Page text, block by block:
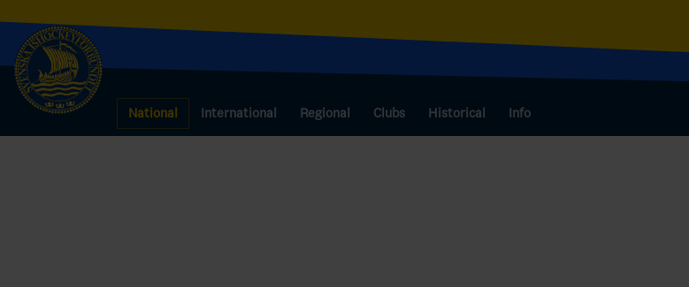
National International Regional Clubs Historical Info